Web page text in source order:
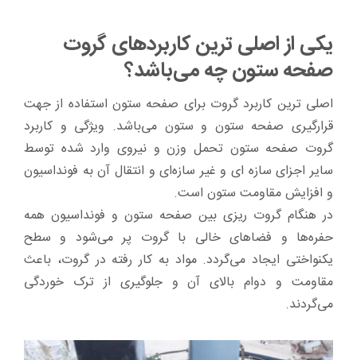
یکی از اصلی ترین کاربرد‌های گروت
صفحه ستون چه می‌باشد؟
اصلی ترین کاربرد گروت برای صفحه ستون استفاده از جهت
قرارگیری صفحه ستون و ستون می‌باشد. ویژگی و کاربرد
گروت صفحه ستون تحمل وزن و نیروی وارد شده توسط
سایر اجزای سازه ای و غیر سازه‌ای و انتقال آن به فونداسیون
و افزایش مقاومت ستون است.
در هنگام گروت ریزی بین صفحه ستون و فونداسیون همه
حفره‌ها و فضا‌های خالی با گروت پر می‌شود و سطح
یکنواختی ایجاد می‌گردد. مواد به کار رفته در گروت، باعث
مقاومت و دوام بالای آن و جلوگیری از ترک خوردگی
می‌گردند.